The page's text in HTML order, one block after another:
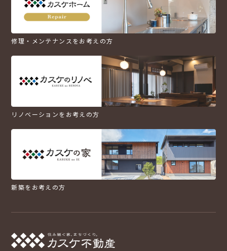
修理・メンテナンスをお考えの方
リノベーションをお考えの方
新築をお考えの方